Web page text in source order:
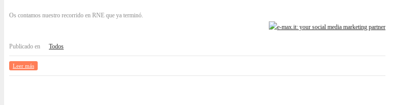
Os contamos nuestro recorrido en RNE que ya terminó.
Publicado en Todos
Leer más